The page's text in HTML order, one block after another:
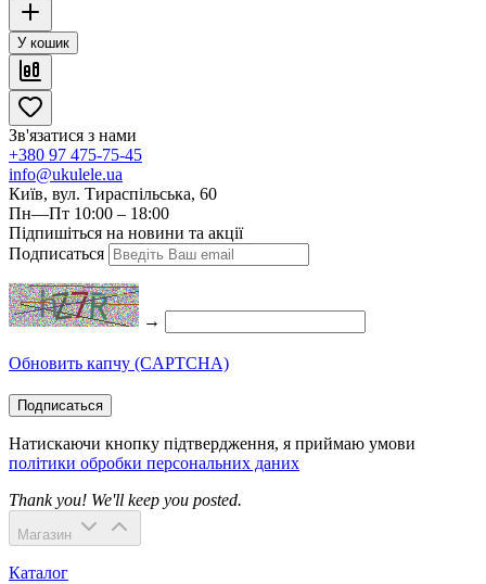
У кошик
Зв'язатися з нами
+380 97 475-75-45
info@ukulele.ua
Київ, вул. Тираспільська, 60
Пн—Пт 10:00 – 18:00
Підпишіться на новини та акції
Подписаться
→
Обновить капчу (CAPTCHA)
Подписаться
Натискаючи кнопку підтвердження, я приймаю умови
політики обробки персональних даних
Thank you! We'll keep you posted.
Магазин
Каталог